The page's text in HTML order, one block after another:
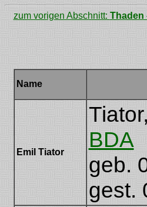
zum vorigen Abschnitt: Thaden
Name
Emil Tiator
BDA
geb.
gest.